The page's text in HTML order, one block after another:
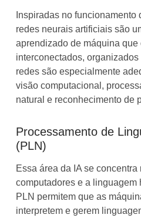
Inspiradas no funcionamento
redes neurais artificiais são
aprendizado de máquina
interconectados,
redes são especialmente
visão computacional,
natural e reconhecimento de
Processamento de
(PLN)
Essa área da IA se
computadores e a linguagem
PLN permitem que as
interpretem e gerem